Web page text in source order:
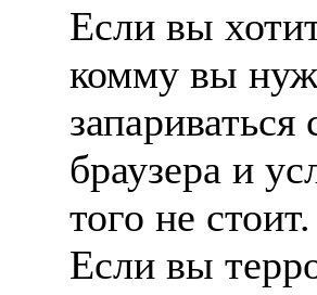
Если вы
комму вы
браузера и
того не стоит.
Если вы